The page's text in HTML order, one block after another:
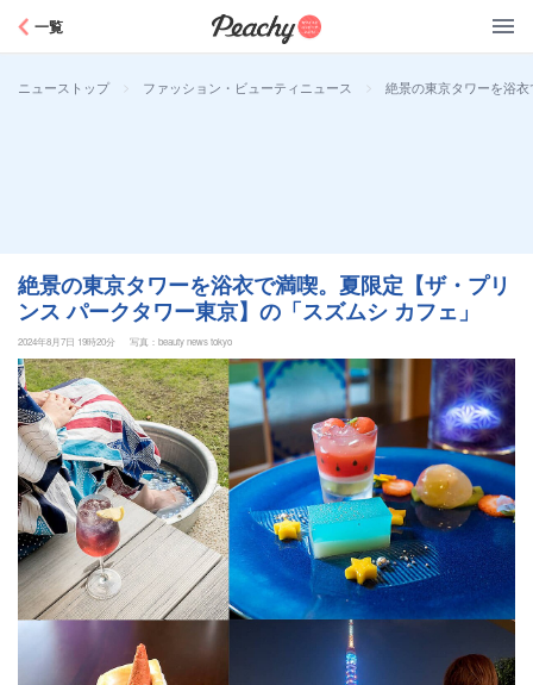
一覧
ニューストップ > ファッション・ビューティニュース > 絶景の東京タワーを浴
絶景の東京タワーを浴衣で満喫。夏限定【ザ・プリ
ンス パークタワー東京】の「スズムシ カフェ」
2024年8月7日 19時20分 写真：beauty news tokyo